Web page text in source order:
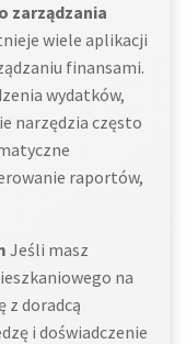
zarządzania
wiele aplikacji
finansami.
wydatków,
narzędzia często
raportów,
Jeśli masz
na
z doradcą
i doświadczenie